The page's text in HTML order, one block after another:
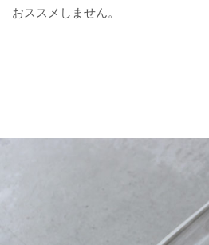
おススメしません。